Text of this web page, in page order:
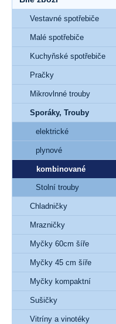
Vestavné spotřebiče
Malé spotřebiče
Kuchyňské spotřebiče
Pračky
Mikrovlnné trouby
Sporáky, Trouby
elektrické
plynové
kombinované
Stolní trouby
Chladničky
Mrazničky
Myčky 60cm šíře
Myčky 45 cm šíře
Myčky kompaktní
Sušičky
Vitríny a vinotéky